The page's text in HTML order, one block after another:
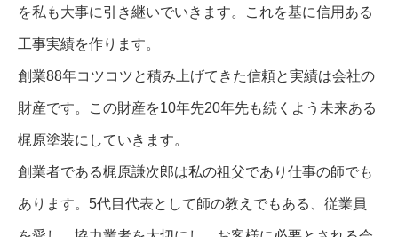
を私も大事に引き継いでいきます。これを基に信用ある
工事実績を作ります。
創業88年コツコツと積み上げてきた信頼と実績は会社の
財産です。この財産を10年先20年先も続くよう未来ある
梶原塗装にしていきます。
創業者である梶原謙次郎は私の祖父であり仕事の師でも
あります。5代目代表として師の教えでもある、従業員